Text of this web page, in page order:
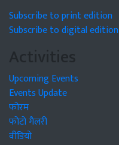
Subscribe to print edition
Subscribe to digital edition
Activities
Upcoming Events
Events Update
फोरम
फोटो गैलरी
वीडियो